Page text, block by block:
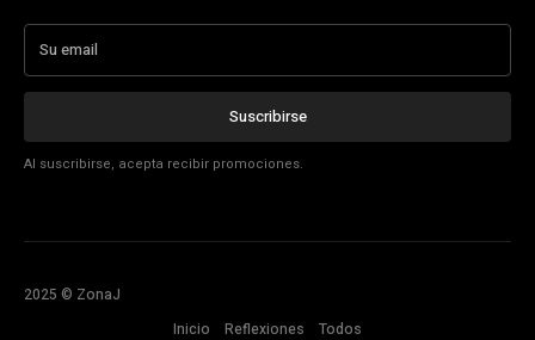
Suscribirse
Al suscribirse, acepta recibir promociones.
2025 © ZonaJ
Inicio
Reflexiones Todos